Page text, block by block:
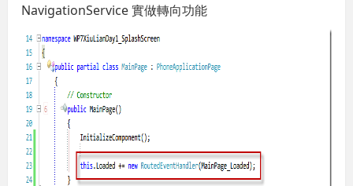
NavigationService 實做轉向功能